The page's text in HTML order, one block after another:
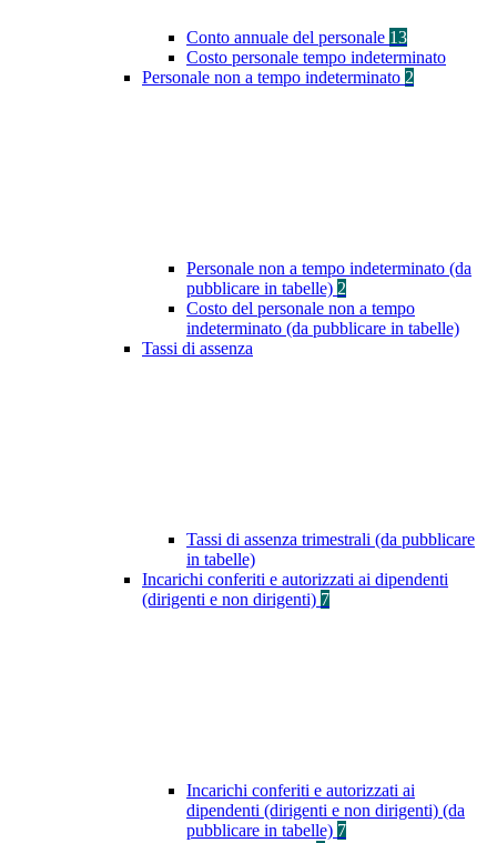
Conto annuale del personale 13
Costo personale tempo indeterminato
Personale non a tempo indeterminato 2
Personale non a tempo indeterminato (da
pubblicare in tabelle) 2
Costo del personale non a tempo
indeterminato (da pubblicare in tabelle)
Tassi di assenza
Tassi di assenza trimestrali (da pubblicare
in tabelle)
Incarichi conferiti e autorizzati ai dipendenti
(dirigenti e non dirigenti) 7
Incarichi conferiti e autorizzati ai
dipendenti (dirigenti e non dirigenti) (da
pubblicare in tabelle) 7